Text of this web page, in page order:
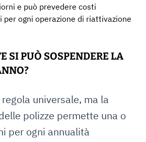
e può prevedere costi
ogni operazione di riattivazione
SI PUÒ SOSPENDERE LA
universale, ma la
polizze permette una o
per ogni annualità